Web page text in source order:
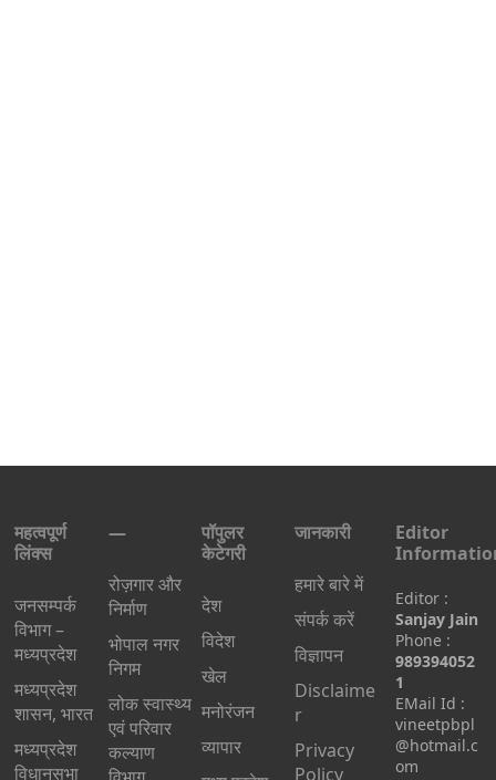
महत्वपूर्ण
लिंक्स
जनसम्पर्क
विभाग –
मध्यप्रदेश
मध्यप्रदेश
शासन, भारत
मध्‍यप्रदेश
विधानसभा
—
रोज़गार और
निर्माण
भोपाल नगर
निगम
लोक स्वास्थ्य
एवं परिवार
कल्याण
पॉपुलर
केटेगरी
देश
विदेश
खेल
मनोरंजन
व्यापार
जानकारी
हमारे बारे में
संपर्क करें
विज्ञापन
Disclaime
r
Privacy
Policy
Editor
Editor :
Sanjay Jain
Phone :
989394052
1
EMail Id :
vineetpbpl
@hotmail.c
om